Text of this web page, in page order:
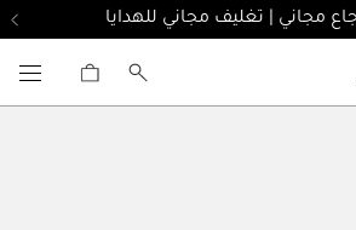
مجاني | تغليف مجاني للهدايا